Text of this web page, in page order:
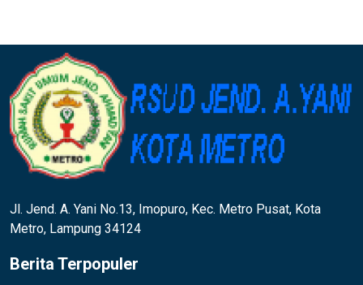
Jl. Jend. A. Yani No.13, Imopuro, Kec. Metro Pusat, Kota
Metro, Lampung 34124
Berita Terpopuler